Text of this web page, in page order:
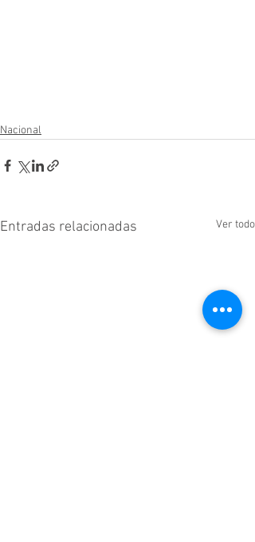
Nacional
Entradas relacionadas Ver todo